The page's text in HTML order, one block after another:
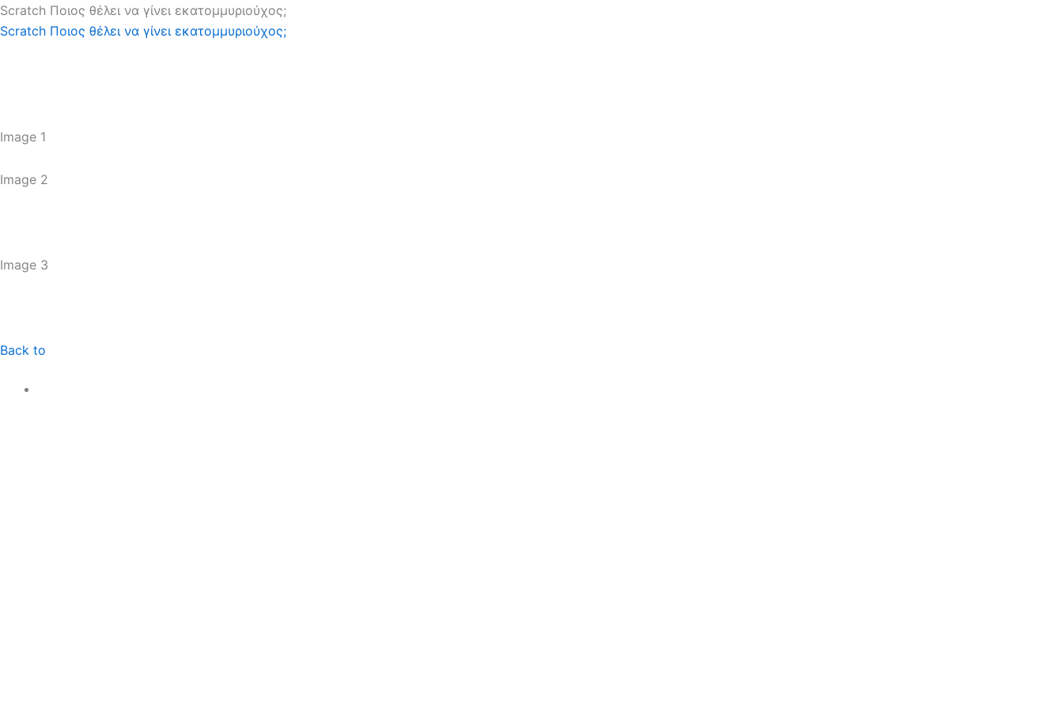
Scratch Ποιος θέλει να γίνει εκατομμυριούχος;
Scratch Ποιος θέλει να γίνει εκατομμυριούχος;
Image 1
Image 2
Image 3
Back to